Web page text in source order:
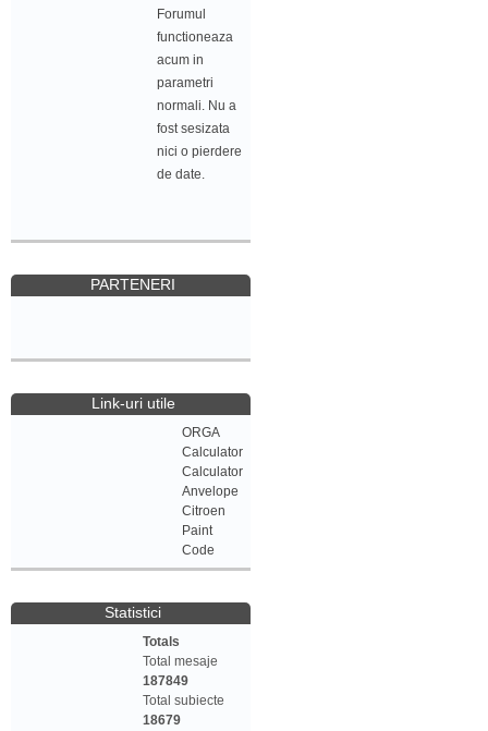
Forumul
functioneaza
acum in
parametri
normali. Nu a
fost sesizata
nici o pierdere
de date.
PARTENERI
Link-uri utile
ORGA
Calculator
Calculator
Anvelope
Citroen
Paint
Code
Statistici
Totals
Total mesaje
187849
Total subiecte
18679